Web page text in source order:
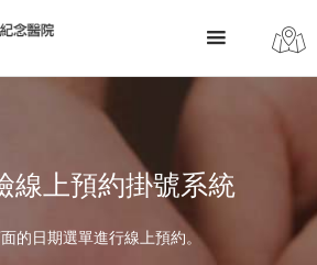
線上預約掛號系統
的日期選單進行線上預約。